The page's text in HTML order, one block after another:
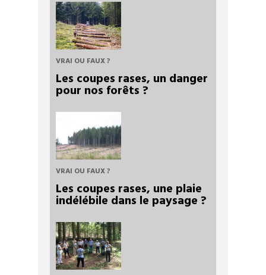
VRAI OU FAUX ?
Les coupes rases, un danger
pour nos forêts ?
VRAI OU FAUX ?
Les coupes rases, une plaie
indélébile dans le paysage ?